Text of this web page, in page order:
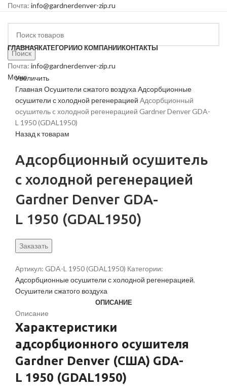
Почта: info@gardnerdenver-zip.ru
Поиск
Почта: info@gardnerdenver-zip.ru
Меню
ГЛАВНАЯКАТЕГОРИИО КОМПАНИИКОНТАКТЫ
Увеличить
Главная Осушители сжатого воздухаАдсорбционные
осушители с холодной регенерацией Адсорбционный
осушитель c холодной регенерацией Gardner Denver GDA-
L 1950 (GDAL1950)
Назад к товарам
Адсорбционный осушитель
c холодной регенерацией
Gardner Denver GDA-
L 1950 (GDAL1950)
Заказать
Артикул: GDA-L 1950 (GDAL1950) Категории:
Адсорбционные осушители с холодной регенерацией,
Осушители сжатого воздуха
ОПИСАНИЕ
Описание
Характеристики
адсорбционного осушителя
Gardner Denver (США) GDA-
L 1950 (GDAL1950)